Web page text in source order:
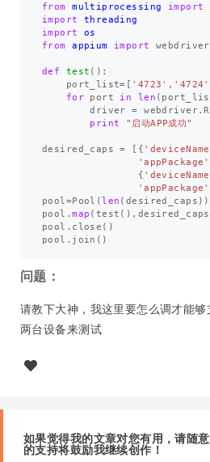
from
multiprocessing import
import
threading
import
os
from
appium import webdriver
def test ():
port_list= [ '4723' , '4724'
for
port in len (
driver
= webdriver.
print
"启动APP成功"
desired_caps = [{
'appPackage'
{
'appPackage'
pool =Pool (len ( desired_caps ))
pool .map ( test (), desired_caps
pool . close ()
pool . join ()
问题：
请教下大神，我这里要怎么调才能
两台设备来测试
如果觉得我的文章对您有用，请随
的支持将鼓励我继续创作！